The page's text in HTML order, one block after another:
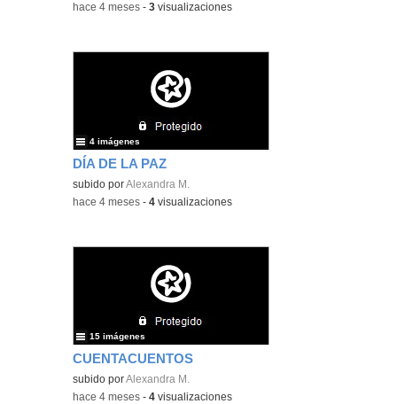
-hace 4 meses -3 visualizaciones
DÍA DE LA PAZ
subido porAlexandra M.
4 imágenes
-hace 4 meses -4 visualizaciones
CUENTACUENTOS
subido porAlexandra M.
15 imágenes
-hace 4 meses -4 visualizaciones